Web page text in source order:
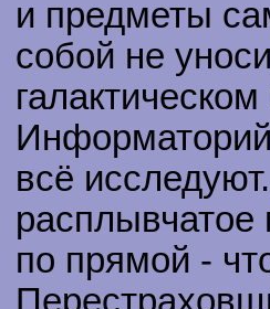
и предметы
собой не
всё
по прямой -